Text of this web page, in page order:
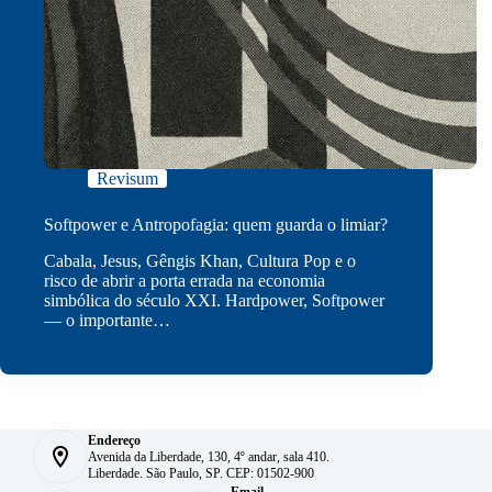
Revisum
Softpower e Antropofagia: quem guarda o limiar?
Cabala, Jesus, Gêngis Khan, Cultura Pop e o
risco de abrir a porta errada na economia
simbólica do século XXI. Hardpower, Softpower
— o importante…
Endereço
Avenida da Liberdade, 130, 4º andar, sala 410.
Liberdade. São Paulo, SP. CEP: 01502-900